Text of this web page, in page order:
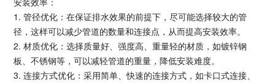
1. 管径优化：在保证排水效果的前提下，尽可能选择较大的管
径，这样可以减少管道的数量和连接点，从而提高安装效率。
2. 材质优化：选择质量好、强度高、重量轻的材质，如镀锌钢
板、不锈钢等，可以减轻管道的重量，降低安装难度。
3. 连接方式优化：采用简单、快速的连接方式，如卡口式连接、